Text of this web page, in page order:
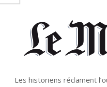
Les historiens réclament